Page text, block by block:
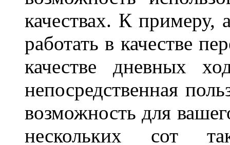
качествах. К примеру,
работать в качестве
качестве дневных
непосредственная
возможность для
нескольких